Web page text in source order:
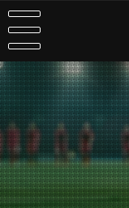
Skip
to
content